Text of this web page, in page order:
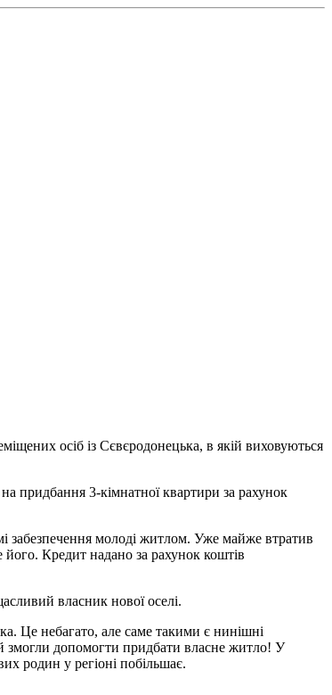
осіб із Сєвєродонецька, в якій виховуються
придбання 3-кімнатної квартири за рахунок
забезпечення молоді житлом. Уже майже втратив
його. Кредит надано за рахунок коштів
власник нової оселі.
Це небагато, але саме такими є нинішні
змогли допомогти придбати власне житло! У
родин у регіоні побільшає.